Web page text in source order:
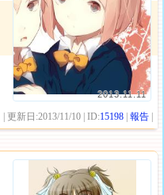
2013.11.11
| 更新日:2013/11/10 | ID:15198 |報告